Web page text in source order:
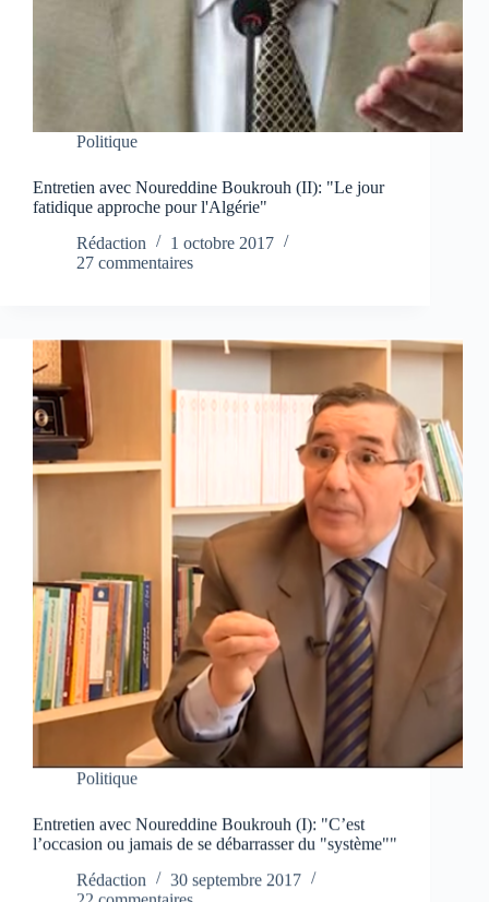
Politique
Entretien avec Noureddine Boukrouh (II): "Le jour
fatidique approche pour l'Algérie"
Rédaction
1 octobre 2017
27 commentaires
Politique
Entretien avec Noureddine Boukrouh (I): "C’est
l’occasion ou jamais de se débarrasser du "système""
Rédaction
30 septembre 2017